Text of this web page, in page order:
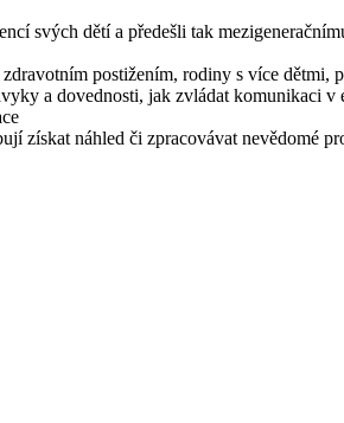
svých dětí a předešli tak
postižením, rodiny s více dětmi,
a dovednosti, jak zvládat komunikaci
získat náhled či zpracovávat nevědomé